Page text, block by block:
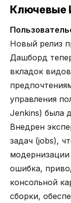
Ключевые
Новый релиз
Дашборд
вкладок
управления
Jenkins) была
Внедрен
задач (jobs),
ошибка,
консольной
сборки,